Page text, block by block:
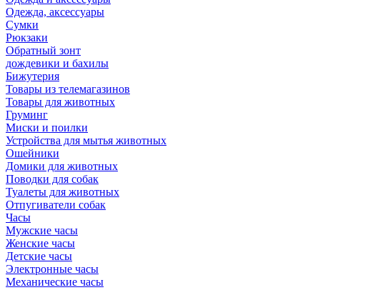
Одежда, аксессуары
Сумки
Рюкзаки
Обратный зонт
дождевики и бахилы
Бижутерия
Товары из телемагазинов
Товары для животных
Груминг
Миски и поилки
Устройства для мытья животных
Ошейники
Домики для животных
Поводки для собак
Туалеты для животных
Отпугиватели собак
Часы
Мужские часы
Женские часы
Детские часы
Электронные часы
Механические часы